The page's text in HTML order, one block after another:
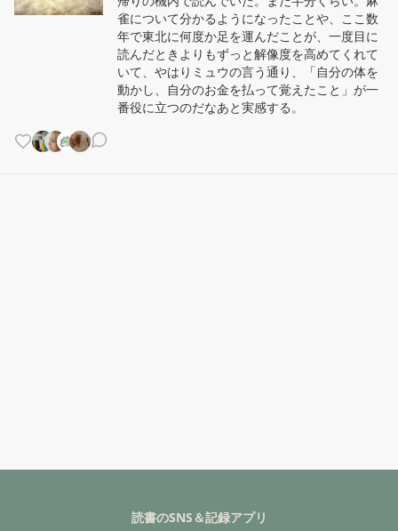
雀について分かるようになったことや、ここ数
年で東北に何度か足を運んだことが、一度目に
読んだときよりもずっと解像度を高めてくれて
いて、やはりミュウの言う通り、「自分の体を
動かし、自分のお金を払って覚えたこと」が一
番役に立つのだなあと実感する。
読書のSNS＆記録アプリ